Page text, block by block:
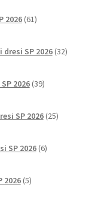
2026 61izdelkov
SP 2026 32izdelkov
2026 39izdelkov
SP 2026 25izdelkov
SP 2026 6izdelkov
2026 5izdelkov